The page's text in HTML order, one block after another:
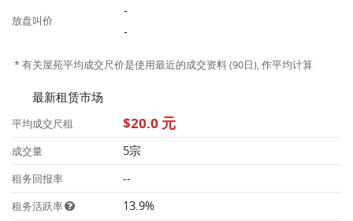
放盘叫价
-
-
* 有关屋苑平均成交尺价是使用最近的成交资料 (90日), 作平均计算
最新租赁市场
平均成交尺租 $20.0 元
成交量 5宗
租务回报率 --
租务活跃率 13.9%